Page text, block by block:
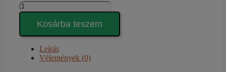
NANO-
GLASS
HIBRID
törlőkendővel
Kosárba teszem
Leírás
Vélemények (0)